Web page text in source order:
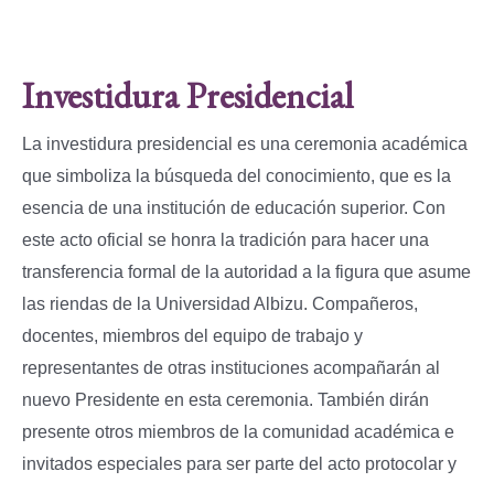
Investidura Presidencial
La investidura presidencial es una ceremonia académica
que simboliza la búsqueda del conocimiento, que es la
esencia de una institución de educación superior. Con
este acto oficial se honra la tradición para hacer una
transferencia formal de la autoridad a la figura que asume
las riendas de la Universidad Albizu. Compañeros,
docentes, miembros del equipo de trabajo y
representantes de otras instituciones acompañarán al
nuevo Presidente en esta ceremonia. También dirán
presente otros miembros de la comunidad académica e
invitados especiales para ser parte del acto protocolar y